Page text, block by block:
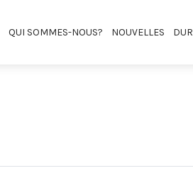
QUI SOMMES-NOUS? NOUVELLES